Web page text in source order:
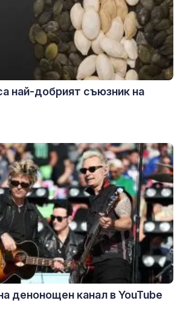
най-добрият съюзник на
денонощен канал в YouTube